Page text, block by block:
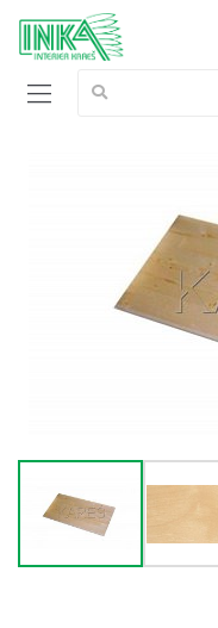
Vyhledávání: